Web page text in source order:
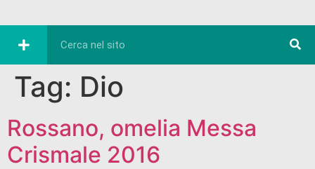
Tag: Dio
Rossano, omelia Messa
Crismale 2016